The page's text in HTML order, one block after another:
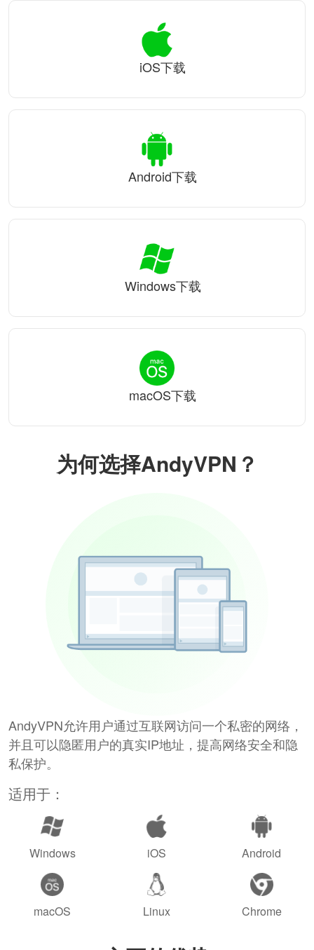
为何选择AndyVPN？
AndyVPN允许用户通过互联网访问一个私密的网络，
并且可以隐匿用户的真实IP地址，提高网络安全和隐
私保护。
适用于：
Windows iOS Android
macOS Linux Chrome
iOS下载
Android下载
Windows下载
macOS下载